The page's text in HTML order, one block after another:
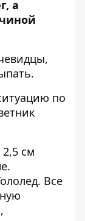
а
,
по
см
Все